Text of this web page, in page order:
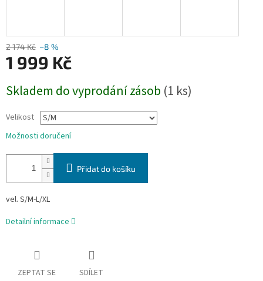
2 174 Kč –8 %
1 999 Kč
cena:
Skladem do vyprodání zásob (1 ks)
Velikost
Možnosti doručení
Přidat do košíku
vel. S/M-L/XL
Detailní informace
ZEPTAT SE SDÍLET